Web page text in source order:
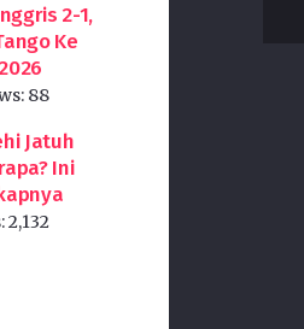
2-1,
Ke
88
Jatuh
Ini
2,132